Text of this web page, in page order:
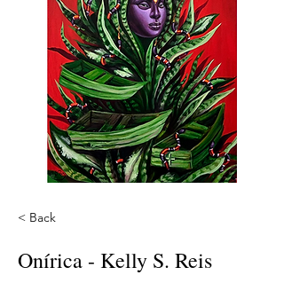
< Back
Onírica - Kelly S. Reis